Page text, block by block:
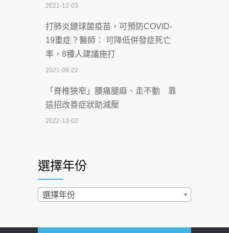
2026-07-06
【115年臺北市「防癌保衛戰：健康好禮
一手刮」】 宣導
2026-07-02
2026-07-02
4連霸議員黃秋澤癌逝！食道癌為何奪命
西園醫院55周年 7／10捐血公益活動 邀
民眾熱血響應
2026-06-30
2021-12-03
打肺炎鏈球菌疫苗，可預防COVID-
19重症？醫師： 可降低併發症死亡
率，8種人建議施打
2021-06-22
「脊椎狹窄」腰痛腿麻、走不動 靠
這招改善症狀助減壓
2022-12-02
2022-02-17
過量維生素D和鈣恐罹癌? 醫師釋
選擇年份
選擇年份